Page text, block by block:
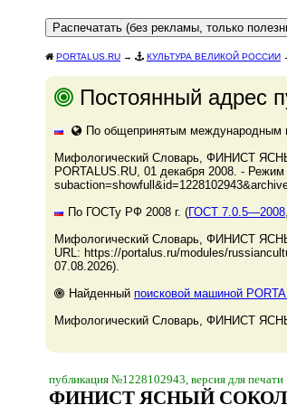
PORTALUS.RU → КУЛЬТУРА ВЕЛИКОЙ РОССИИ
Постоянный адрес
По общепринятым международным
Мифологический Словарь, ФИНИСТ
PORTALUS.RU, 01 декабря 2008. -
По ГОСТу РФ 2008 г. (ГОСТ 7.0.5—2008
Мифологический Словарь, ФИНИСТ
URL: https://portalus.ru/modules/
07.08.2026).
Найденный поисковой машиной
Мифологический Словарь, ФИНИСТ
публикация №1228102943, версия для печати
ФИНИСТ ЯСНЫЙ СОКОЛ